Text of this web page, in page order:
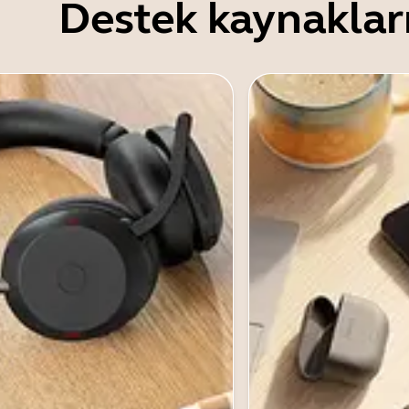
Destek